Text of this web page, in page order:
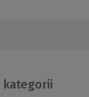
kategorii